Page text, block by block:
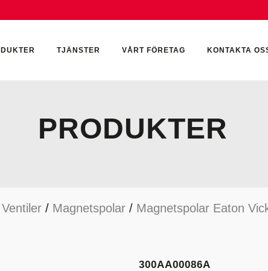
HYDRAULMOTORER
TJÄNSTER VÅRT FÖRETAG KONTAKTA
PRODUKTER
Ventiler/ Magnetspolar/ Magnetspolar Eaton
300AA00086A